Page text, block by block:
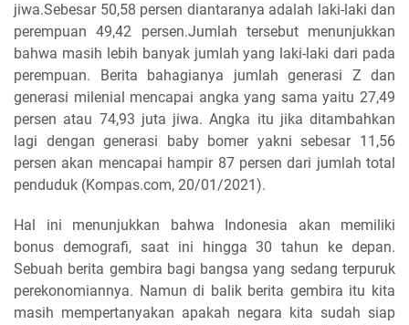
jiwa.Sebesar 50,58 persen diantaranya adalah laki-laki dan
perempuan 49,42 persen.Jumlah tersebut menunjukkan
bahwa masih lebih banyak jumlah yang laki-laki dari pada
perempuan. Berita bahagianya jumlah generasi Z dan
generasi milenial mencapai angka yang sama yaitu 27,49
persen atau 74,93 juta jiwa. Angka itu jika ditambahkan
lagi dengan generasi baby bomer yakni sebesar 11,56
persen akan mencapai hampir 87 persen dari jumlah total
penduduk (Kompas.com, 20/01/2021).
Hal ini menunjukkan bahwa Indonesia akan memiliki
bonus demografi, saat ini hingga 30 tahun ke depan.
Sebuah berita gembira bagi bangsa yang sedang terpuruk
perekonomiannya. Namun di balik berita gembira itu kita
masih mempertanyakan apakah negara kita sudah siap